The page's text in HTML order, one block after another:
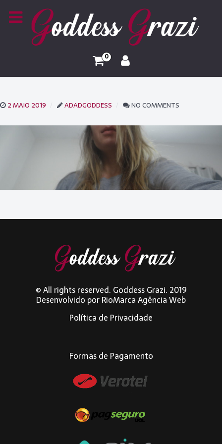
0
2 MAIO 2019 ADADGODDESS NO COMMENTS
© All rights reserved. Goddess Grazi. 2019
Desenvolvido porRioMarca Agência Web
Política de Privacidade
Formas de Pagamento